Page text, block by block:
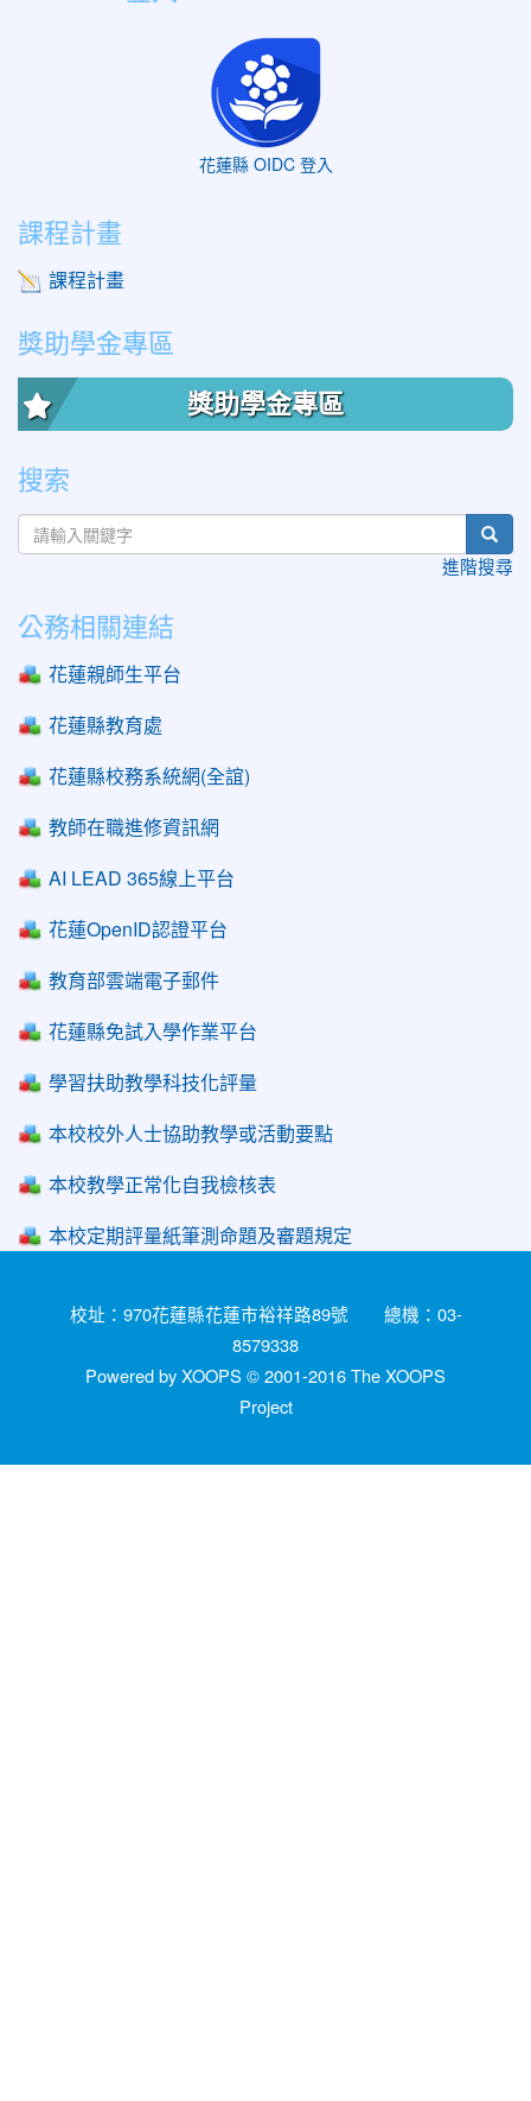
花蓮縣 OIDC 登入
課程計畫
課程計畫
獎助學金專區
獎助學金專區
搜索
進階搜尋
公務相關連結
花蓮親師生平台
花蓮縣教育處
花蓮縣校務系統網(全誼)
教師在職進修資訊網
AI LEAD 365線上平台
花蓮OpenID認證平台
教育部雲端電子郵件
花蓮縣免試入學作業平台
學習扶助教學科技化評量
本校校外人士協助教學或活動要點
本校教學正常化自我檢核表
本校定期評量紙筆測命題及審題規定
校址：970花蓮縣花蓮市裕祥路89號 總機：03-
8579338
Powered by XOOPS © 2001-2016The XOOPS
Project